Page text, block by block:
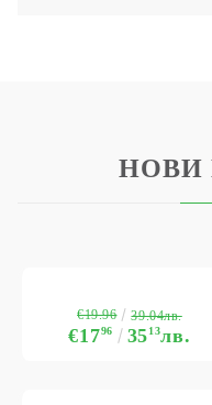
НОВИ
€1796 3513лв.
€19.96 39.04лв.